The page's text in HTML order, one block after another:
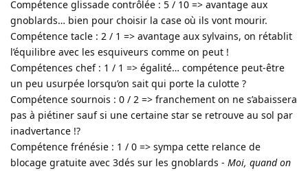
Compétence glissade contrôlée : 5 / 10 => avantage aux
gnoblards… bien pour choisir la case où ils vont mourir.
Compétence tacle : 2 / 1 => avantage aux sylvains, on rétablit
l’équilibre avec les esquiveurs comme on peut !
Compétences chef : 1 / 1 => égalité… compétence peut-être
un peu usurpée lorsqu’on sait qui porte la culotte ?
Compétence sournois : 0 / 2 => franchement on ne s’abaissera
pas à piétiner sauf si une certaine star se retrouve au sol par
inadvertance !?
Compétence frénésie : 1 / 0 => sympa cette relance de
blocage gratuite avec 3dés sur les gnoblards - Moi, quand on